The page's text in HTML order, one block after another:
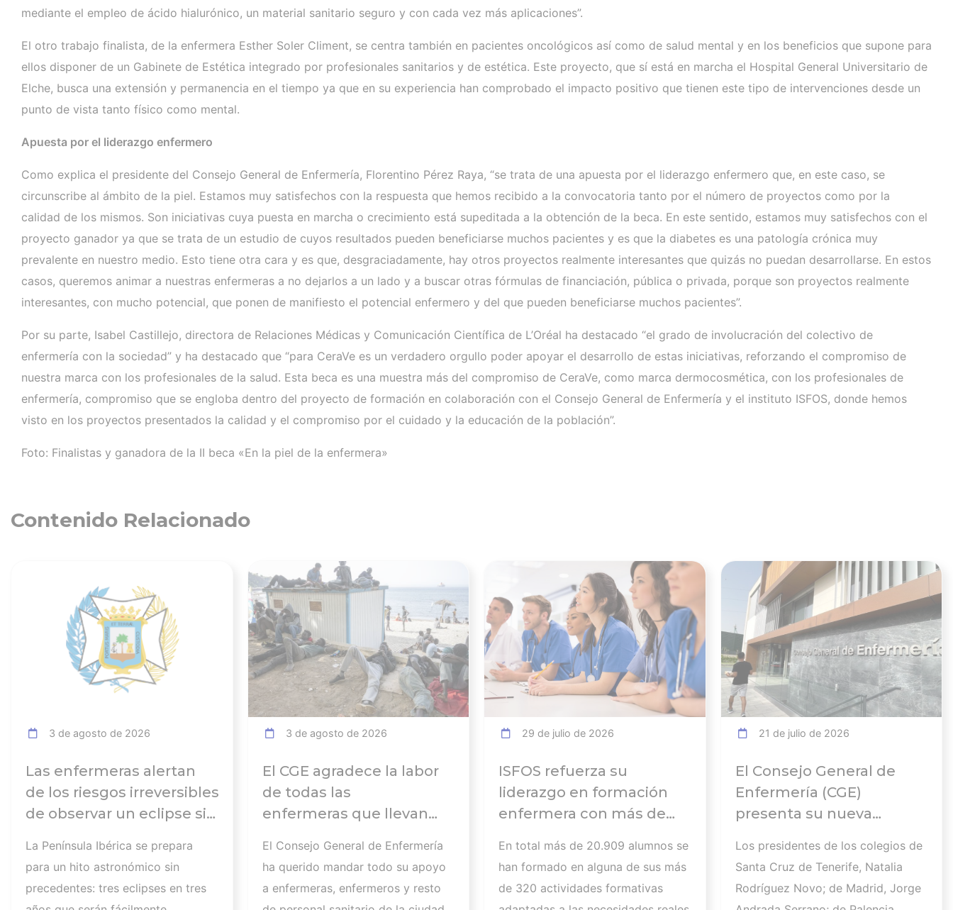
mediante el empleo de ácido hialurónico, un material sanitario seguro y con cada vez más aplicaciones”.
El otro trabajo finalista, de la enfermera Esther Soler Climent, se centra también en pacientes oncológicos así como de salud mental y en los beneficios que supone para
ellos disponer de un Gabinete de Estética integrado por profesionales sanitarios y de estética. Este proyecto, que sí está en marcha el Hospital General Universitario de
Elche, busca una extensión y permanencia en el tiempo ya que en su experiencia han comprobado el impacto positivo que tienen este tipo de intervenciones desde un
punto de vista tanto físico como mental.
Apuesta por el liderazgo enfermero
Como explica el presidente del Consejo General de Enfermería, Florentino Pérez Raya, “se trata de una apuesta por el liderazgo enfermero que, en este caso, se
circunscribe al ámbito de la piel. Estamos muy satisfechos con la respuesta que hemos recibido a la convocatoria tanto por el número de proyectos como por la
calidad de los mismos. Son iniciativas cuya puesta en marcha o crecimiento está supeditada a la obtención de la beca. En este sentido, estamos muy satisfechos con el
proyecto ganador ya que se trata de un estudio de cuyos resultados pueden beneficiarse muchos pacientes y es que la diabetes es una patología crónica muy
prevalente en nuestro medio. Esto tiene otra cara y es que, desgraciadamente, hay otros proyectos realmente interesantes que quizás no puedan desarrollarse. En estos
casos, queremos animar a nuestras enfermeras a no dejarlos a un lado y a buscar otras fórmulas de financiación, pública o privada, porque son proyectos realmente
interesantes, con mucho potencial, que ponen de manifiesto el potencial enfermero y del que pueden beneficiarse muchos pacientes”.
Por su parte, Isabel Castillejo, directora de Relaciones Médicas y Comunicación Científica de L’Oréal ha destacado “el grado de involucración del colectivo de
enfermería con la sociedad” y ha destacado que “para CeraVe es un verdadero orgullo poder apoyar el desarrollo de estas iniciativas, reforzando el compromiso de
nuestra marca con los profesionales de la salud. Esta beca es una muestra más del compromiso de CeraVe, como marca dermocosmética, con los profesionales de
enfermería, compromiso que se engloba dentro del proyecto de formación en colaboración con el Consejo General de Enfermería y el instituto ISFOS, donde hemos
visto en los proyectos presentados la calidad y el compromiso por el cuidado y la educación de la población”.
Foto: Finalistas y ganadora de la II beca «En la piel de la enfermera»
Contenido Relacionado
3 de agosto de 2026
Las enfermeras alertan
de los riesgos irreversibles
de observar un eclipse sin
recomendaciones: la
retinopatía solar es el
mayor de los peligros
La Península Ibérica se prepara
para un hito astronómico sin
precedentes: tres eclipses en tres
3 de agosto de 2026
El CGE agradece la labor
de todas las
enfermeras que llevan
atender a
los afectados de la crisis
migratoria de Ceuta y
El Consejo General de Enfermería
ha querido mandar todo su apoyo
a enfermeras, enfermeros y resto
29 de julio de 2026
ISFOS refuerza su
liderazgo en formación
enfermera con más de
curso 2025-2026
En total más de 20.909 alumnos se
han formado en alguna de sus más
de 320 actividades formativas
Ver noticia
21 de julio de 2026
El Consejo General de
Enfermería (CGE)
presenta su nueva
Pleno que lucharán por el
desarrollo de la profesión
en los próximos años
Los presidentes de los colegios de
Santa Cruz de Tenerife, Natalia
Rodríguez Novo; de Madrid, Jorge
Ver noticia